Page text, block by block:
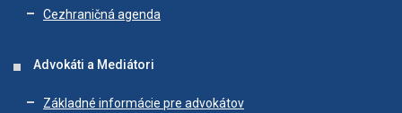
Cezhraničná agenda
Advokáti a Mediátori
Základné informácie pre advokátov